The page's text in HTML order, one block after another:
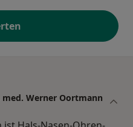
med. Werner Oortmann